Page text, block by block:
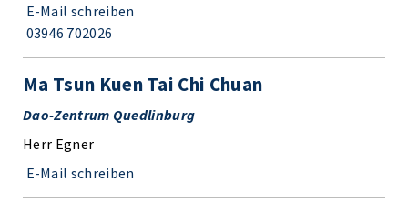
E-Mail schreiben
03946 702026
Ma Tsun Kuen Tai Chi Chuan
Dao-Zentrum Quedlinburg
Herr Egner
E-Mail schreiben